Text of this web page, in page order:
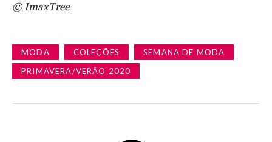
© ImaxTree
MODA COLEÇÕES
SEMANA DE MODA
PRIMAVERA/VERÃO 2020